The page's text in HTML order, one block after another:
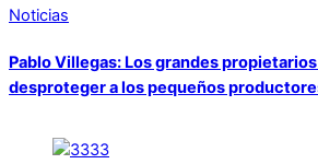
Noticias
Pablo Villegas: Los grandes
desproteger a los pequeños